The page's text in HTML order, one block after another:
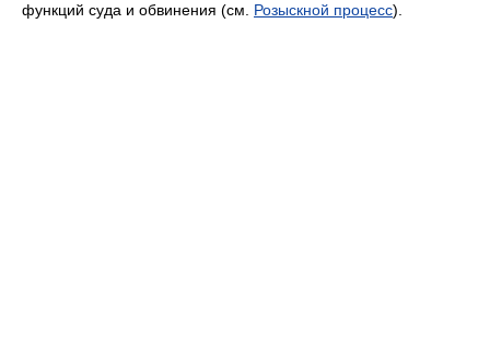
функций суда и обвинения (см. Розыскной процесс).